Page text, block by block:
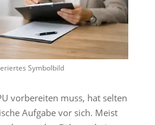
Symbolbild
vorbereiten muss, hat selten
Aufgabe vor sich. Meist